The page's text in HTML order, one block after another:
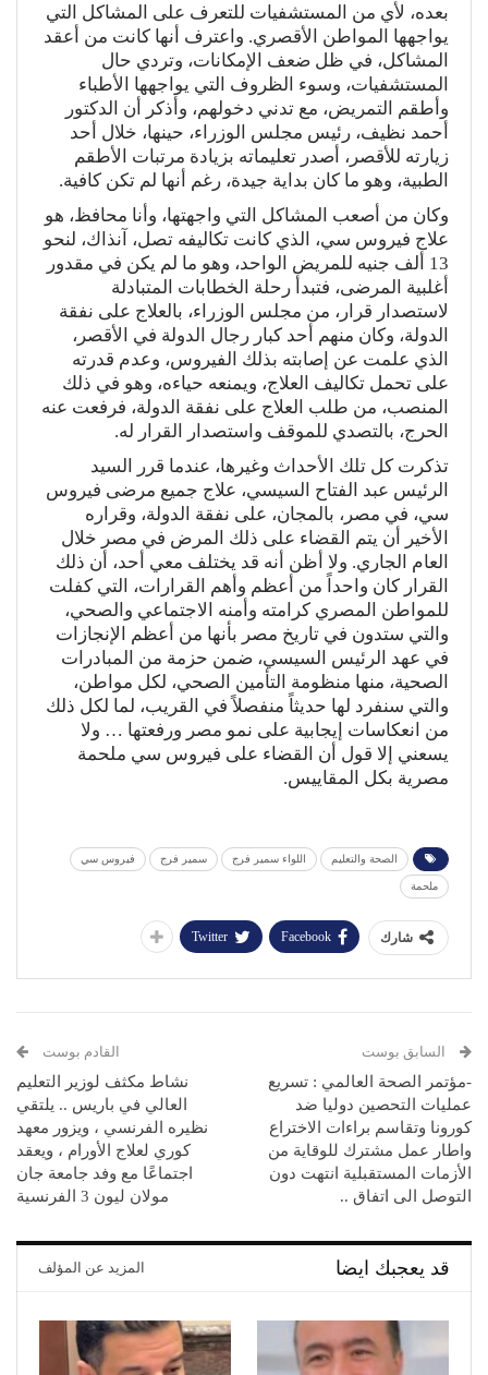
بعده، لأي من المستشفيات للتعرف على المشاكل التي
يواجهها المواطن الأقصري. واعترف أنها كانت من أعقد
المشاكل، في ظل ضعف الإمكانات، وتردي حال
المستشفيات، وسوء الظروف التي يواجهها الأطباء
وأطقم التمريض، مع تدني دخولهم، وأذكر أن الدكتور
أحمد نظيف، رئيس مجلس الوزراء، حينها، خلال أحد
زيارته للأقصر، أصدر تعليماته بزيادة مرتبات الأطقم
الطبية، وهو ما كان بداية جيدة، رغم أنها لم تكن كافية.
وكان من أصعب المشاكل التي واجهتها، وأنا محافظ، هو
علاج فيروس سي، الذي كانت تكاليفه تصل، آنذاك، لنحو
13 ألف جنيه للمريض الواحد، وهو ما لم يكن في مقدور
أغلبية المرضى، فتبدأ رحلة الخطابات المتبادلة
لاستصدار قرار، من مجلس الوزراء، بالعلاج على نفقة
الدولة، وكان منهم أحد كبار رجال الدولة في الأقصر،
الذي علمت عن إصابته بذلك الفيروس، وعدم قدرته
على تحمل تكاليف العلاج، ويمنعه حياءه، وهو في ذلك
المنصب، من طلب العلاج على نفقة الدولة، فرفعت عنه
الحرج، بالتصدي للموقف واستصدار القرار له.
تذكرت كل تلك الأحداث وغيرها، عندما قرر السيد
الرئيس عبد الفتاح السيسي، علاج جميع مرضى فيروس
سي، في مصر، بالمجان، على نفقة الدولة، وقراره
الأخير أن يتم القضاء على ذلك المرض في مصر خلال
العام الجاري. ولا أظن أنه قد يختلف معي أحد، أن ذلك
القرار كان واحداً من أعظم وأهم القرارات، التي كفلت
للمواطن المصري كرامته وأمنه الاجتماعي والصحي،
والتي ستدون في تاريخ مصر بأنها من أعظم الإنجازات
في عهد الرئيس السيسي، ضمن حزمة من المبادرات
الصحية، منها منظومة التأمين الصحي، لكل مواطن،
والتي سنفرد لها حديثاً منفصلاً في القريب، لما لكل ذلك
من انعكاسات إيجابية على نمو مصر ورفعتها … ولا
يسعني إلا قول أن القضاء على فيروس سي ملحمة
مصرية بكل المقاييس.
الصحة والتعليم اللواء سمير فرج سمير فرج فيروس سي
ملحمة
شارك Facebook
Twitter
السابق بوست
-مؤتمر الصحة العالمي : تسريع
عمليات التحصين دوليا ضد
كورونا وتقاسم براءات الاختراع
واطار عمل مشترك للوقاية من
الأزمات المستقبلية انتهت دون
التوصل الى اتفاق ..
القادم بوست
نشاط مكثف لوزير التعليم
العالي في باريس .. يلتقي
نظيره الفرنسي ، ويزور معهد
كوري لعلاج الأورام ، ويعقد
اجتماعًا مع وفد جامعة جان
مولان ليون 3 الفرنسية
قد يعجبك ايضا المزيد عن المؤلف